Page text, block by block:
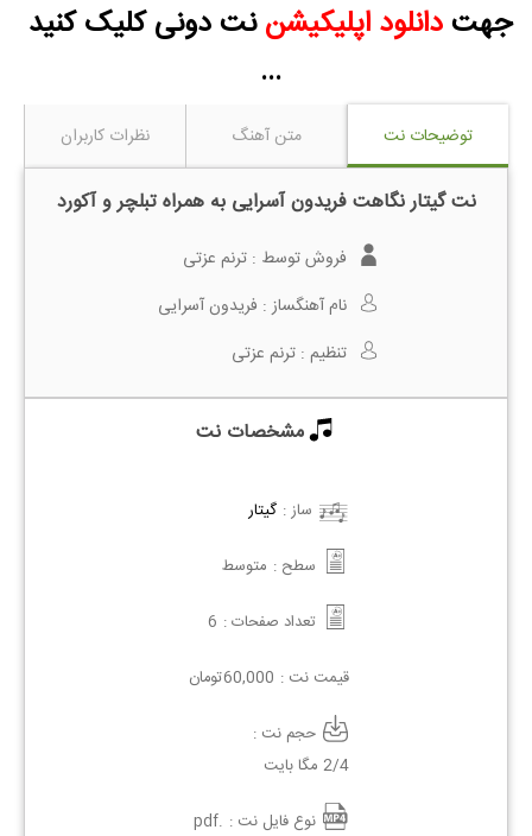
جهتدانلود اپلیکیشن نت دونی کلیک کنید
...
توضیحات نت متن آهنگ نظرات کاربران
نت گیتار نگاهت فریدون آسرایی به همراه تبلچر و آکورد
فروش توسط : ترنم عزتی
نام آهنگساز : فریدون آسرایی
تنظیم : ترنم عزتی
مشخصات نت
ساز : گیتار
سطح : متوسط
تعداد صفحات : 6
قیمت نت : 60,000تومان
حجم نت :
2/4 مگا بایت
نوع فایل نت : .pdf